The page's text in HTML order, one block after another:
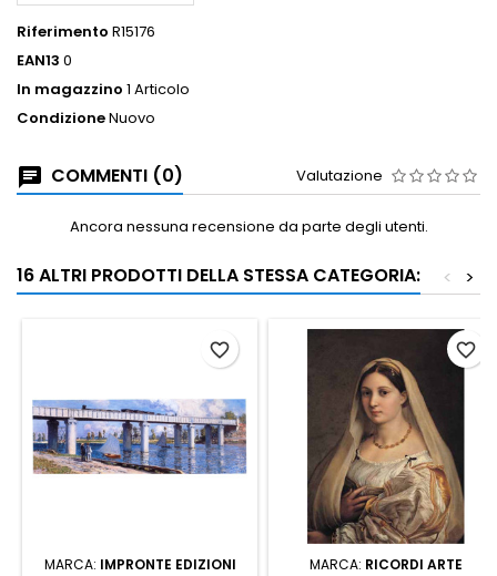
Riferimento R15176
EAN13 0
In magazzino 1 Articolo
CondizioneNuovo
COMMENTI (0) Valutazione
Ancora nessuna recensione da parte degli utenti.
16 ALTRI PRODOTTI DELLA STESSA CATEGORIA: >
<
MARCA: IMPRONTE EDIZIONI
favorite_border
MARCA: RICORDI ARTE
favorite_border